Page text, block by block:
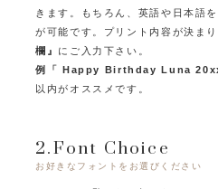
きます。
もちろん、英語や日本語
が可能です。 プリント内容が決ま
欄』 にご入力下さい。
例「 Happy Birthday Luna
以内がオススメです。
2.Font Choice
お好きなフォントをお選びください